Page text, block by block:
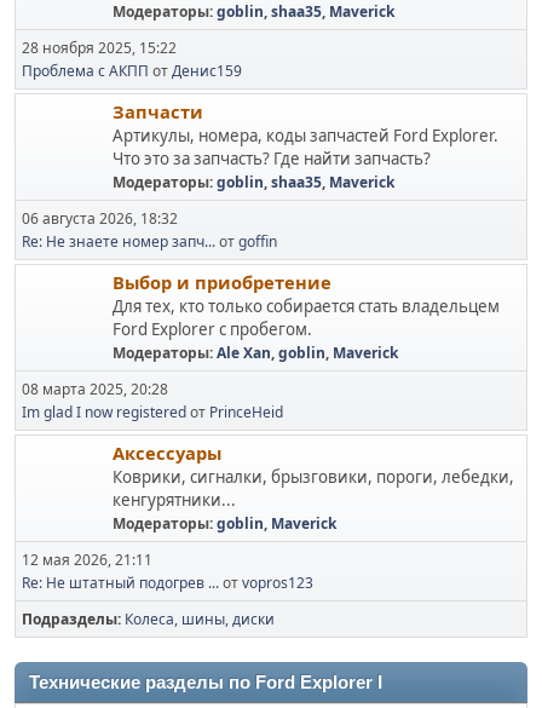
Модераторы:goblin,shaa35, Maverick
28 ноября 2025, 15:22
Проблема с АКПП отДенис159
Запчасти
Артикулы, номера, коды запчастей Ford Explorer.
Что это за запчасть? Где найти запчасть?
Модераторы:goblin,shaa35, Maverick
06 августа 2026, 18:32
Re: Не знаете номер запч...отgoffin
Выбор и приобретение
Для тех, кто только собирается стать владельцем
Ford Explorer с пробегом.
Модераторы:Ale Xan,goblin, Maverick
08 марта 2025, 20:28
Im glad I now registeredот PrinceHeid
Аксессуары
Коврики, сигналки, брызговики, пороги, лебедки,
кенгурятники...
Модераторы:goblin, Maverick
12 мая 2026, 21:11
Re: Не штатный подогрев ...отvopros123
Подразделы Колеса, шины, диски
Технические разделы по Ford Explorer I